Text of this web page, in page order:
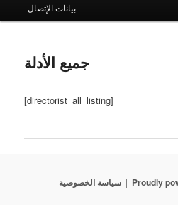
بيانات الإتصال
جميع الأدلة
[directorist_all_listing]
سياسة الخصوصية Proudly